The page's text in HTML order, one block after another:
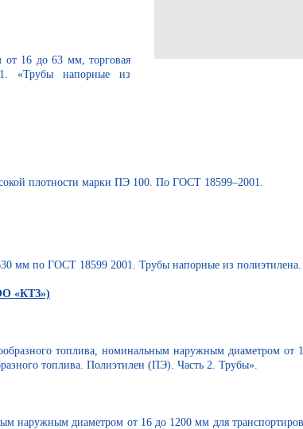
16 до 63 мм, торговая
«Трубы напорные из
плотности марки ПЭ 100. По ГОСТ 18599–2001.
мм по ГОСТ 18599 2001. Трубы напорные из полиэтилена.
«КТЗ»)
топлива, номинальным наружным диаметром
топлива. Полиэтилен (ПЭ). Часть 2. Трубы».
диаметром от 16 до 1200 мм для